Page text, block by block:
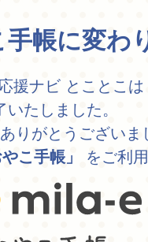
帳に変わ
援ナビ とことこは
いたしました。
りがとうございま
こ手帳」 をご利